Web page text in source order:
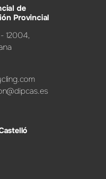
de
Provincial
- 12004,